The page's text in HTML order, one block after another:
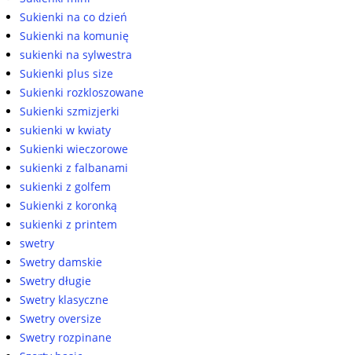
Sukienki na co dzień
Sukienki na komunię
sukienki na sylwestra
Sukienki plus size
Sukienki rozkloszowane
Sukienki szmizjerki
sukienki w kwiaty
Sukienki wieczorowe
sukienki z falbanami
sukienki z golfem
Sukienki z koronką
sukienki z printem
swetry
Swetry damskie
Swetry długie
Swetry klasyczne
Swetry oversize
Swetry rozpinane